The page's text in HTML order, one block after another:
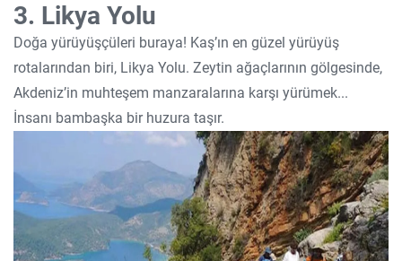
3. Likya Yolu
Doğa yürüyüşçüleri buraya! Kaş’ın en güzel yürüyüş
rotalarından biri, Likya Yolu. Zeytin ağaçlarının gölgesinde,
Akdeniz’in muhteşem manzaralarına karşı yürümek...
İnsanı bambaşka bir huzura taşır.